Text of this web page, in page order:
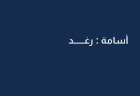
أسامة : رغــــــد